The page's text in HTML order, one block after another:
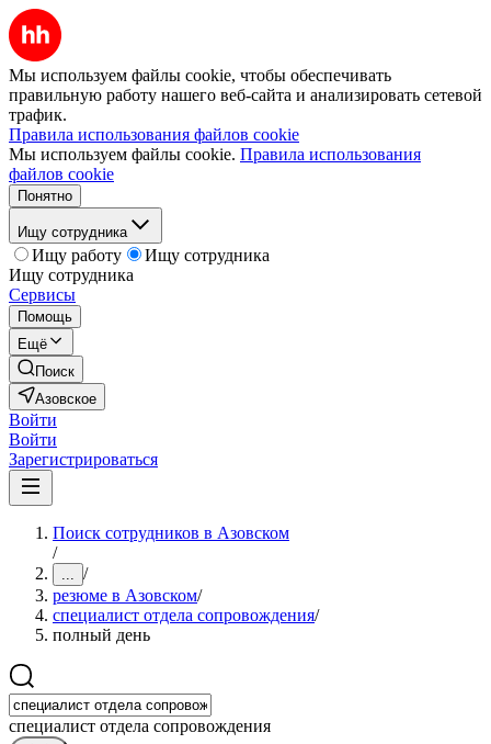
Мы используем файлы cookie, чтобы обеспечивать
правильную работу нашего веб-сайта и анализировать сетевой
трафик.
Правила использования файлов cookie
Мы используем файлы cookie. Правила использования
файлов cookie
Понятно
Ищу сотрудника
Ищу работу
Ищу сотрудника
Ищу сотрудника
Сервисы
Помощь
Ещё
Поиск
Азовское
Войти
Войти
Зарегистрироваться
Поиск сотрудников в Азовском
/
... /
резюме в Азовском/
специалист отдела сопровождения/
полный день
специалист отдела сопровождения